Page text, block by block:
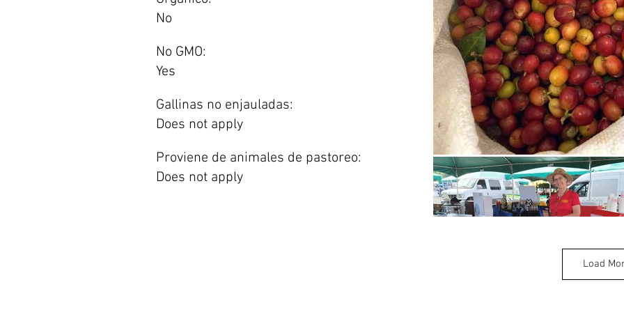
No
No GMO:
Yes
Gallinas no enjauladas:
Does not apply
Proviene de animales de pastoreo:
Does not apply
Load